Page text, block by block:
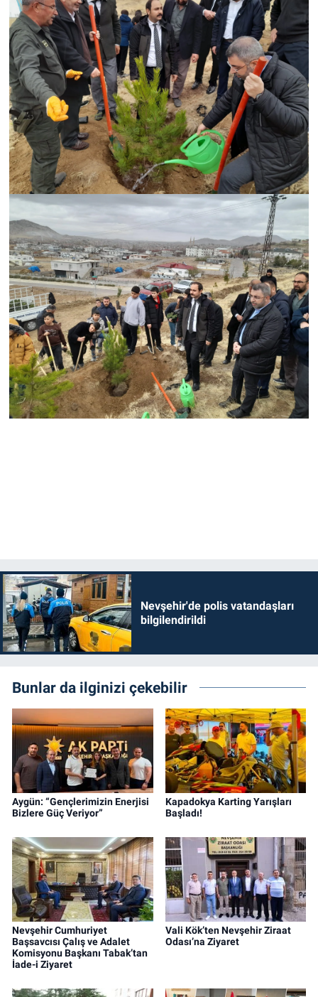
Nevşehir'de polis vatandaşları
bilgilendirildi
Bunlar da ilginizi çekebilir
Aygün: “Gençlerimizin Enerjisi
Bizlere Güç Veriyor”
Kapadokya Karting Yarışları
Başladı!
Nevşehir Cumhuriyet
Başsavcısı Çalış ve Adalet
Komisyonu Başkanı Tabak’tan
İade-i Ziyaret
Vali Kök’ten Nevşehir Ziraat
Odası’na Ziyaret